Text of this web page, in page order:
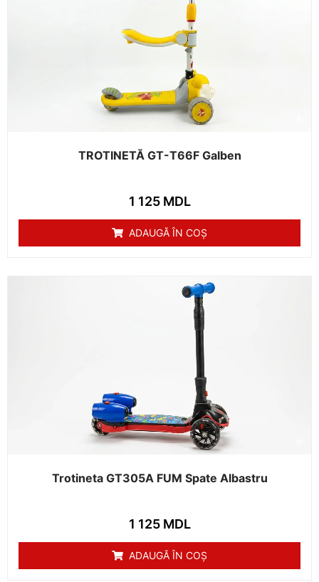
TROTINETĂ GT-T66F Galben
1 125 MDL
ADAUGĂ ÎN COȘ
Trotineta GT305A FUM Spate Albastru
1 125 MDL
ADAUGĂ ÎN COȘ